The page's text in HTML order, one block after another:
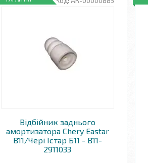
Відбійник заднього
амортизатора Chery Eastar
B11/Чері Істар Б11 - B11-
2911033